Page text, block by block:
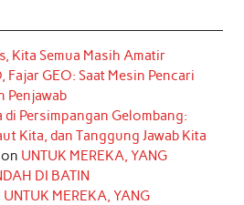
Kita Semua Masih Amatir
Fajar GEO: Saat Mesin Pencari
Penjawab
di Persimpangan Gelombang:
Kita, dan Tanggung Jawab Kita
on UNTUK MEREKA, YANG
DI BATIN
UNTUK MEREKA, YANG